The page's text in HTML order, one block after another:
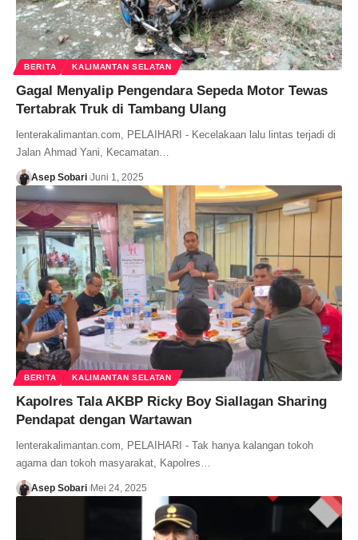
BERITA KALIMANTAN SELATAN
Gagal Menyalip Pengendara Sepeda Motor Tewas
Tertabrak Truk di Tambang Ulang
lenterakalimantan.com, PELAIHARI - Kecelakaan lalu lintas terjadi di
Jalan Ahmad Yani, Kecamatan…
Asep Sobari Juni 1, 2025
BERITA KALIMANTAN SELATAN
Kapolres Tala AKBP Ricky Boy Siallagan Sharing
Pendapat dengan Wartawan
lenterakalimantan.com, PELAIHARI - Tak hanya kalangan tokoh
agama dan tokoh masyarakat, Kapolres…
Asep Sobari Mei 24, 2025